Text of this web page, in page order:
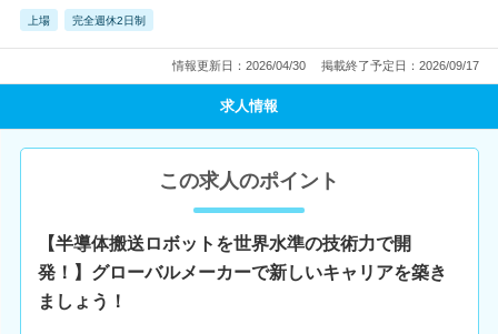
上場 完全週休2日制
情報更新日：2026/04/30 掲載終了予定日：2026/09/17
求人情報
この求人のポイント
【半導体搬送ロボットを世界水準の技術力で開
発！】グローバルメーカーで新しいキャリアを築き
ましょう！